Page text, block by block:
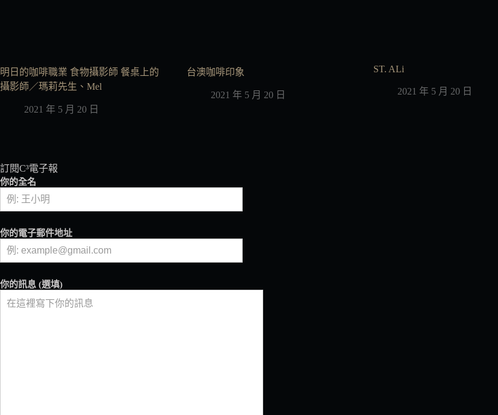
明日的咖啡職業 食物攝影師 餐桌上的
攝影師／瑪莉先生、Mel
2021 年 5 月 20 日
台澳咖啡印象
2021 年 5 月 20 日
ST. ALi
2021 年 5 月 20 日
訂閱C³電子報
你的全名
你的電子郵件地址
你的訊息 (選填)